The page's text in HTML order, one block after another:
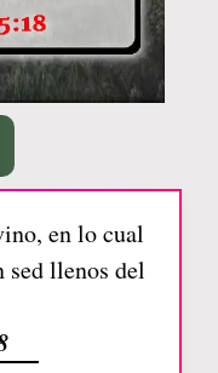
en lo cual
sed llenos del